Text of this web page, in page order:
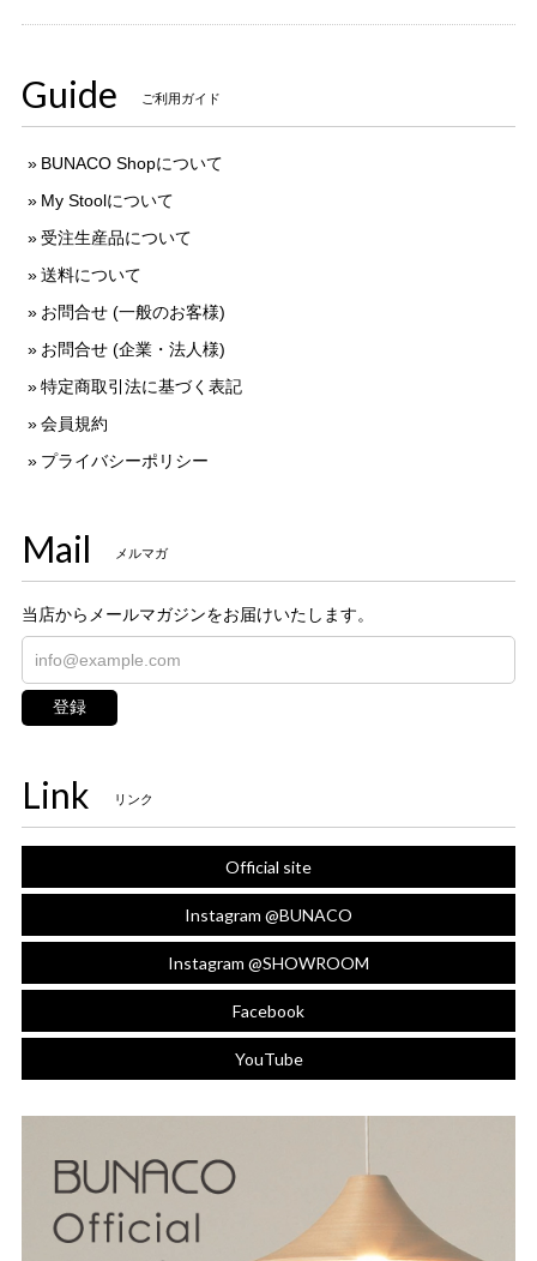
Guide ご利用ガイド
BUNACO Shopについて
My Stoolについて
受注生産品について
送料について
お問合せ (一般のお客様)
お問合せ (企業・法人様)
特定商取引法に基づく表記
会員規約
プライバシーポリシー
Mail メルマガ
当店からメールマガジンをお届けいたします。
登録
Link リンク
Official site
Instagram @BUNACO
Instagram @SHOWROOM
Facebook
YouTube